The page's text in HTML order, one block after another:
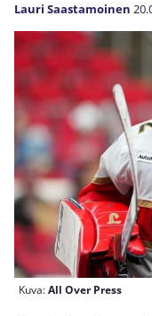
Lauri Saastamoinen
Kuva:All Over Press